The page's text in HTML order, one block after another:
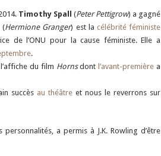
Timothy Spall (Peter Pettigrow) a gagné
(Hermione Granger) est la célébrité féministe
de l’ONU pour la cause féministe. Elle a
.
du film Hornsdont l’avant-première a
succès au théâtre et nous le reverrons sur
a permis à J.K. Rowling d’être